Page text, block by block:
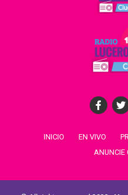
INICIO EN VIVO
ANUNCIE